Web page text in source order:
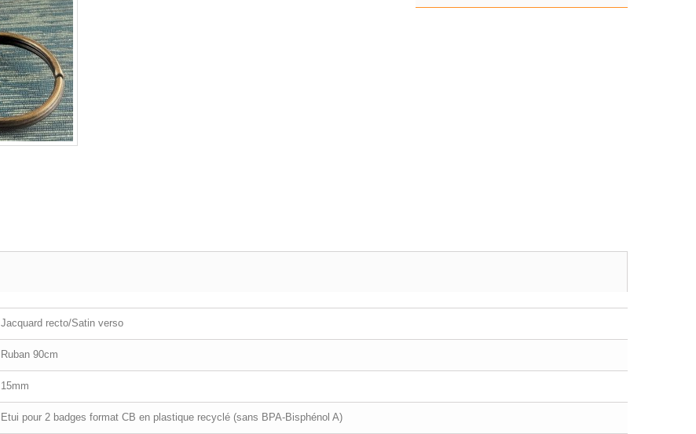
Jacquard recto/Satin verso
Ruban 90cm
15mm
Etui pour 2 badges format CB en plastique recyclé (sans BPA-Bisphénol A)